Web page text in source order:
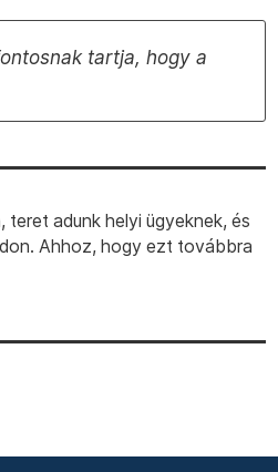
tartja, hogy a
adunk helyi ügyeknek, és
Ahhoz, hogy ezt továbbra